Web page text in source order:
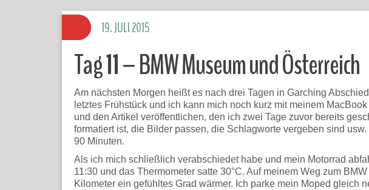
Tag 11 – BMW Museum und Österreich
Am nächsten Morgen heißt es nach drei Tagen in Garching
letztes Frühstück und ich kann mich noch kurz mit meinem
und den Artikel veröffentlichen, den ich zwei Tage zuvor bereits
formatiert ist, die Bilder passen, die Schlagworte vergeben sind
90 Minuten.
Als ich mich schließlich verabschiedet habe und mein Motorrad
11:30 und das Thermometer satte 30°C. Auf meinem Weg zum
Kilometer ein gefühltes Grad wärmer. Ich parke mein Moped gleich
19. JULI 2015